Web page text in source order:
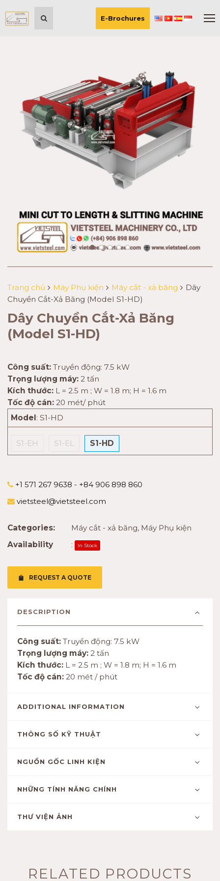
E-Brochures
Trang chủ Máy Phụ kiện Máy cắt - xả băng
Dây
Chuyền Cắt-Xả Băng (Model S1-HD)
Dây Chuyền Cắt-Xả Băng
(Model S1-HD)
Công suất: Truyền động: 7.5 kW
Trọng lượng máy: 2 tấn
Kích thước: L = 2.5 m ; W = 1.8 m; H = 1.6 m
Tốc độ cán: 20 mét/ phút
Model: S1-HD
S1-EH S1-EL S1-HD
REQUEST A QUOTE
+1 571 267 9638 - +84 906 898 860
vietsteel@vietsteel.com
Categories: Máy cắt - xả băng, Máy Phụ kiện
Availability
: In Stock
DESCRIPTION
Công suất: Truyền động: 7.5 kW
Trọng lượng máy: 2 tấn
Kích thước: L = 2.5 m ; W = 1.8 m; H = 1.6 m
Tốc độ cán: 20 mét / phút
ADDITIONAL INFORMATION
THÔNG SỐ KỸ THUẬT
NGUỒN GỐC LINH KIỆN
NHỮNG TÍNH NĂNG CHÍNH
THƯ VIỆN ẢNH
RELATED PRODUCTS